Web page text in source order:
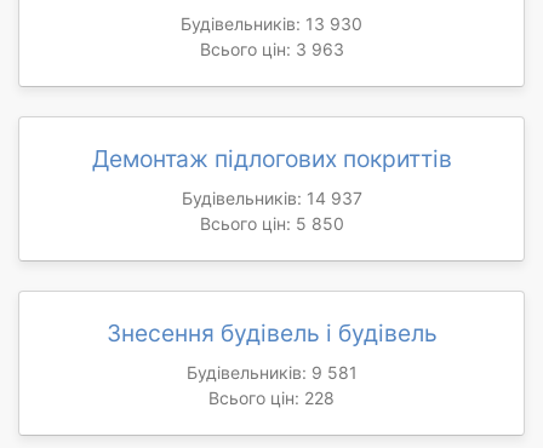
Будівельників: 13 930
Всього цін: 3 963
Демонтаж підлогових покриттів
Будівельників: 14 937
Всього цін: 5 850
Знесення будівель і будівель
Будівельників: 9 581
Всього цін: 228